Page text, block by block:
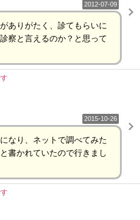
2012-07-09
ありがたく、診てもらいに
察と言えるのか？と思って
2015-10-26
なり、ネットで調べてみた
書かれていたので行きまし